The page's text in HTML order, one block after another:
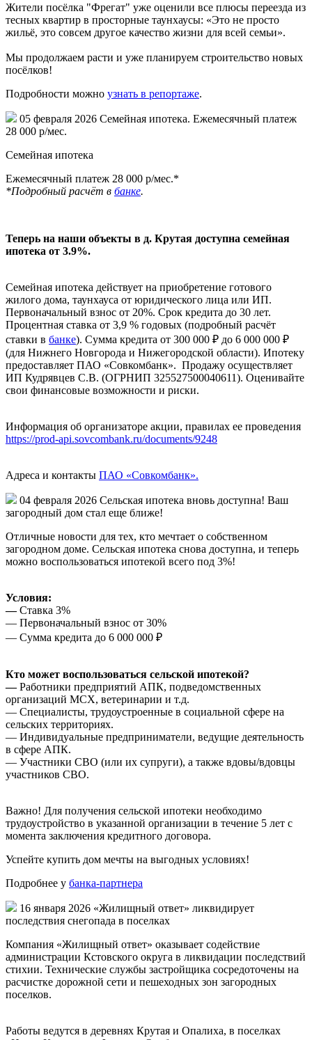
Жители посёлка "Фрегат" уже оценили все плюсы переезда из
тесных квартир в просторные таунхаусы: «Это не просто
жильё, это совсем другое качество жизни для всей семьи».
Мы продолжаем расти и уже планируем строительство новых
посёлков!
Подробности можно узнать в репортаже.
05 февраля 2026 Семейная ипотека. Ежемесячный платеж
28 000 р/мес.
Семейная ипотека
Ежемесячный платеж 28 000 р/мес.*
*Подробный расчёт в банке.
Теперь на наши объекты в д. Крутая доступна семейная
ипотека от 3.9%.
Семейная ипотека действует на приобретение готового
жилого дома, таунхауса от юридического лица или ИП.
Первоначальный взнос от 20%. Срок кредита до 30 лет.
Процентная ставка от 3,9 % годовых (подробный расчёт
ставки в банке). Сумма кредита от 300 000 ₽ до 6 000 000 ₽
(для Нижнего Новгорода и Нижегородской области). Ипотеку
предоставляет ПАО «Совкомбанк». Продажу осуществляет
ИП Кудрявцев С.В. (ОГРНИП 325527500040611). Оценивайте
свои финансовые возможности и риски.
Информация об организаторе акции, правилах ее проведения
https://prod-api.sovcombank.ru/documents/9248
Адреса и контакты ПАО «Совкомбанк».
04 февраля 2026 Сельская ипотека вновь доступна! Ваш
загородный дом стал еще ближе!
Отличные новости для тех, кто мечтает о собственном
загородном доме. Сельская ипотека снова доступна, и теперь
можно воспользоваться ипотекой всего под 3%!
Условия:
—Ставка 3%
— Первоначальный взнос от 30%
— Сумма кредита до 6 000 000 ₽
Кто может воспользоваться сельской ипотекой?
—Работники предприятий АПК, подведомственных
организаций МСХ, ветеринарии и т.д.
— Специалисты, трудоустроенные в социальной сфере на
сельских территориях.
— Индивидуальные предприниматели, ведущие деятельность
в сфере АПК.
— Участники СВО (или их супруги), а также вдовы/вдовцы
участников СВО.
Важно! Для получения сельской ипотеки необходимо
трудоустройство в указанной организации в течение 5 лет с
момента заключения кредитного договора.
Успейте купить дом мечты на выгодных условиях!
Подробнее у банка-партнера
16 января 2026 «Жилищный ответ» ликвидирует
последствия снегопада в поселках
Компания «Жилищный ответ» оказывает содействие
администрации Кстовского округа в ликвидации последствий
стихии. Технические службы застройщика сосредоточены на
расчистке дорожной сети и пешеходных зон загородных
поселков.
Работы ведутся в деревнях Крутая и Опалиха, в поселках